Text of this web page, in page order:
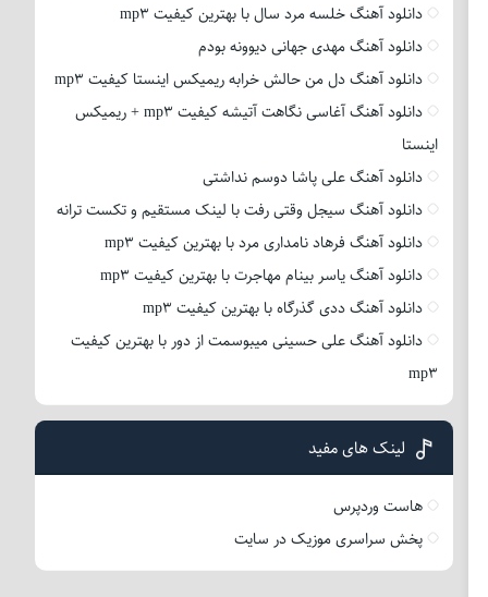
دانلود آهنگ خلسه مرد سال با بهترین کیفیت mp3
دانلود آهنگ مهدی جهانی دیوونه بودم
دانلود آهنگ دل من حالش خرابه ریمیکس اینستا کیفیت mp3
دانلود آهنگ آغاسی نگاهت آتیشه کیفیت mp3 + ریمیکس
اینستا
دانلود آهنگ علی پاشا دوسم نداشتی
دانلود آهنگ سیجل وقتی رفت با لینک مستقیم و تکست ترانه
دانلود آهنگ فرهاد نامداری مرد با بهترین کیفیت mp3
دانلود آهنگ یاسر بینام مهاجرت با بهترین کیفیت mp3
دانلود آهنگ ددی گذرگاه با بهترین کیفیت mp3
دانلود آهنگ علی حسینی میبوسمت از دور با بهترین کیفیت
mp3
لینک های مفید
هاست وردپرس
پخش سراسری موزیک در سایت